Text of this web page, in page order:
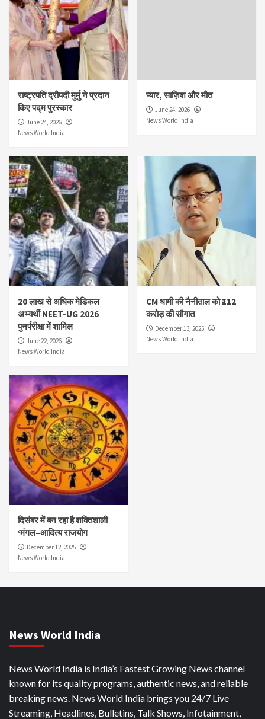
राष्ट्रपति द्रौपदी मुर्मु ने प्रदान
किए पद्म पुरस्कार
June 24, 2026
News World India
प्यार, साज़िश और मौत
June 24, 2026
News World India
20 लाख से अधिक मेडिकल
अभ्यर्थी NEET-UG 2026
पुनर्परीक्षा में शामिल
June 22, 2026
News World India
CM धामी की नैनीताल को ₹112
करोड़ की सौगात
December 13, 2025
News World India
दिसंबर में बन रहा है शक्तिशाली
‘मंगल–आदित्य राजयोग
December 12, 2025
News World India
News World India
News World India is India’s Fastest Growing News channel
known for its quality programs, authentic news, and reliable
breaking news. News World India brings you 24/7 Live
Streaming, Headlines, Bulletins, Talk Shows, Infotainment,